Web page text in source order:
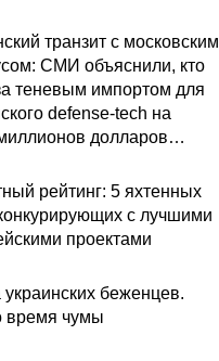
транзит с московским
СМИ объяснили, кто
теневым импортом для
defense-tech на
долларов…
рейтинг: 5 яхтенных
с лучшими
проектами
украинских беженцев.
время чумы